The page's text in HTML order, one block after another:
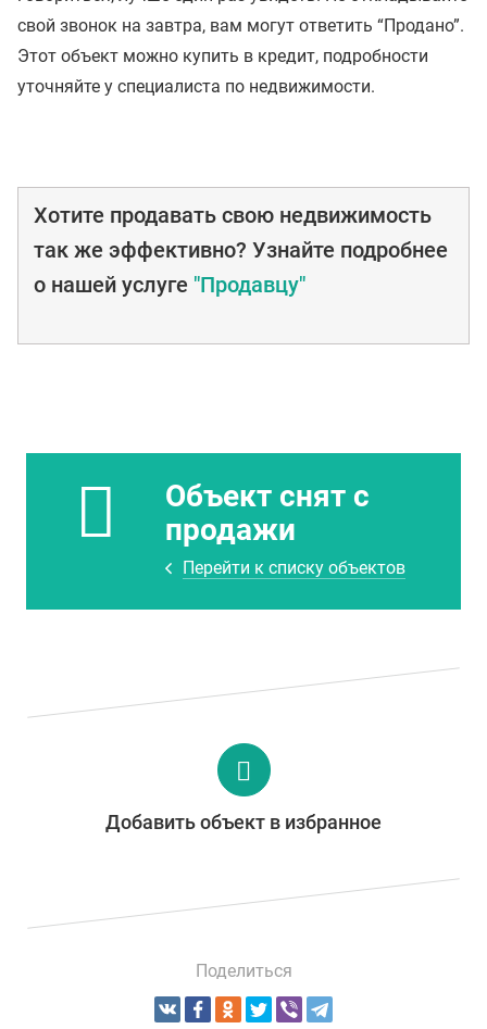
свой звонок на завтра, вам могут ответить “Продано”.
Этот объект можно купить в кредит, подробности
уточняйте у специалиста по недвижимости.
Хотите продавать свою недвижимость
так же эффективно? Узнайте подробнее
о нашей услуге "Продавцу"
Объект снят с
продажи
Перейти к списку объектов
Добавить объект в избранное
Поделиться